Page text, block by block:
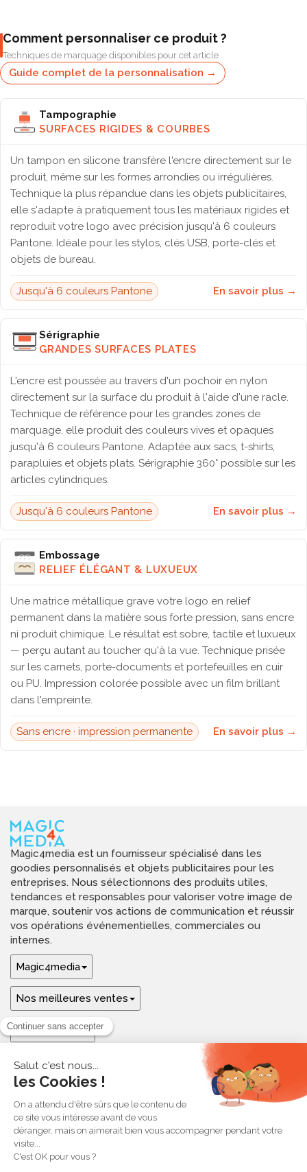
Comment personnaliser ce produit ?
Techniques de marquage disponibles pour cet article
Guide complet de la personnalisation →
Tampographie
SURFACES RIGIDES & COURBES
Un tampon en silicone transfère l'encre directement sur le
produit, même sur les formes arrondies ou irrégulières.
Technique la plus répandue dans les objets publicitaires,
elle s'adapte à pratiquement tous les matériaux rigides et
reproduit votre logo avec précision jusqu'à 6 couleurs
Pantone. Idéale pour les stylos, clés USB, porte-clés et
objets de bureau.
Jusqu'à 6 couleurs Pantone En savoir plus →
Sérigraphie
GRANDES SURFACES PLATES
L'encre est poussée au travers d'un pochoir en nylon
directement sur la surface du produit à l'aide d'une racle.
Technique de référence pour les grandes zones de
marquage, elle produit des couleurs vives et opaques
jusqu'à 6 couleurs Pantone. Adaptée aux sacs, t-shirts,
parapluies et objets plats. Sérigraphie 360° possible sur les
articles cylindriques.
Jusqu'à 6 couleurs Pantone En savoir plus →
Embossage
RELIEF ÉLÉGANT & LUXUEUX
Une matrice métallique grave votre logo en relief
permanent dans la matière sous forte pression, sans encre
ni produit chimique. Le résultat est sobre, tactile et luxueux
— perçu autant au toucher qu'à la vue. Technique prisée
sur les carnets, porte-documents et portefeuilles en cuir
ou PU. Impression colorée possible avec un film brillant
dans l'empreinte.
Sans encre · impression permanente En savoir plus →
Magic4media est un fournisseur spécialisé dans les
goodies personnalisés et objets publicitaires pour les
entreprises. Nous sélectionnons des produits utiles,
tendances et responsables pour valoriser votre image de
marque, soutenir vos actions de communication et réussir
vos opérations événementielles, commerciales ou
internes.
Magic4media
Nos meilleures ventes
Guides & aide
Ressources & inspirations